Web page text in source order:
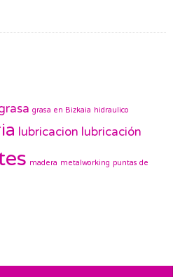
grasa en Bizkaia hidraulico
lubricacion lubricación
madera metalworking puntas de